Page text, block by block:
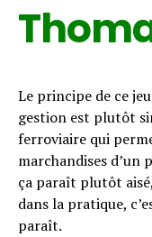
Le principe de ce
gestion est plutôt
ferroviaire qui
marchandises d’un
ça paraît plutôt
dans la pratique,
paraît.